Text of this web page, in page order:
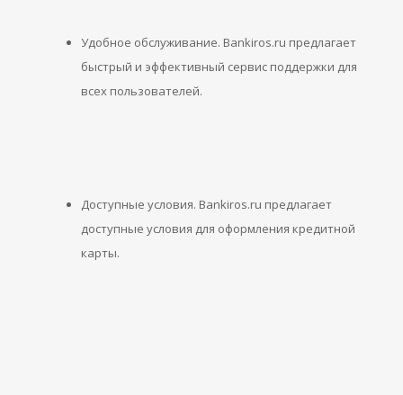
Удобное обслуживание. Bankiros.ru предлагает
быстрый и эффективный сервис поддержки для
всех пользователей.
Доступные условия. Bankiros.ru предлагает
доступные условия для оформления кредитной
карты.